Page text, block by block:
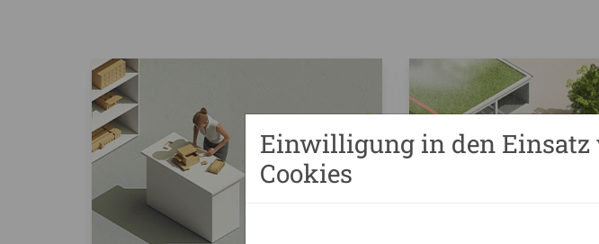
Einwilligung in den Einsatz
Cookies